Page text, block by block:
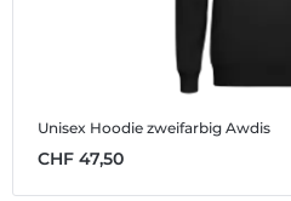
Unisex Hoodie zweifarbig Awdis
CHF 47,50